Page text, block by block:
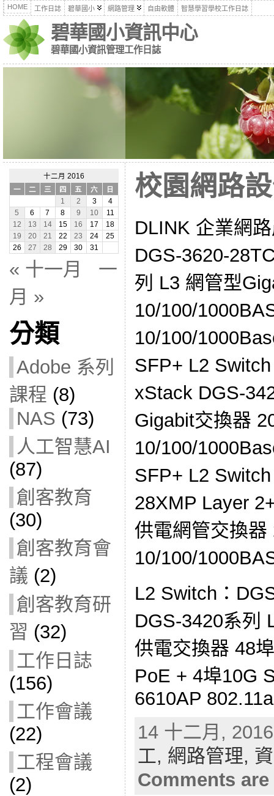
HOME 工作日誌 碧華國小 網路管理 自由軟體 智慧學習學校工作日誌
碧華國小資訊中心
碧華國小資訊管理工作日誌
十二月 2016
一
二 三 四 五 六
日
1
2 3
4
5
6 7 8 9 10
11
12
13 14 15 16 17
18
19
20 21 22 23 24
25
26
27 28 29 30 31
« 十一月
一
月 »
分類
Adobe 系列
課程 (8)
NAS (73)
人工智慧AI
(87)
創客教育
(30)
創客教育會
議 (2)
創客教育研
習 (32)
工作日誌
(156)
工作會議
(22)
工程會議
(2)
校園網路
DLINK 企業網
DGS-3620-
列 L3 網管型
10/100/
10/100/
SFP+ L2
xStack DGS-
Gigabit交換器
10/100/
SFP+ L2
28XMP Layer
供電網管交換器
10/100/
L2 Switch：
DGS-3420系列
供電交換器 48
PoE + 4埠10G
6610AP
14 十二月,
工, 網路管理,
Comments